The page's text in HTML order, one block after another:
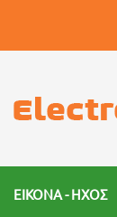
ΕΙΚΟΝΑ - ΗΧΟΣ